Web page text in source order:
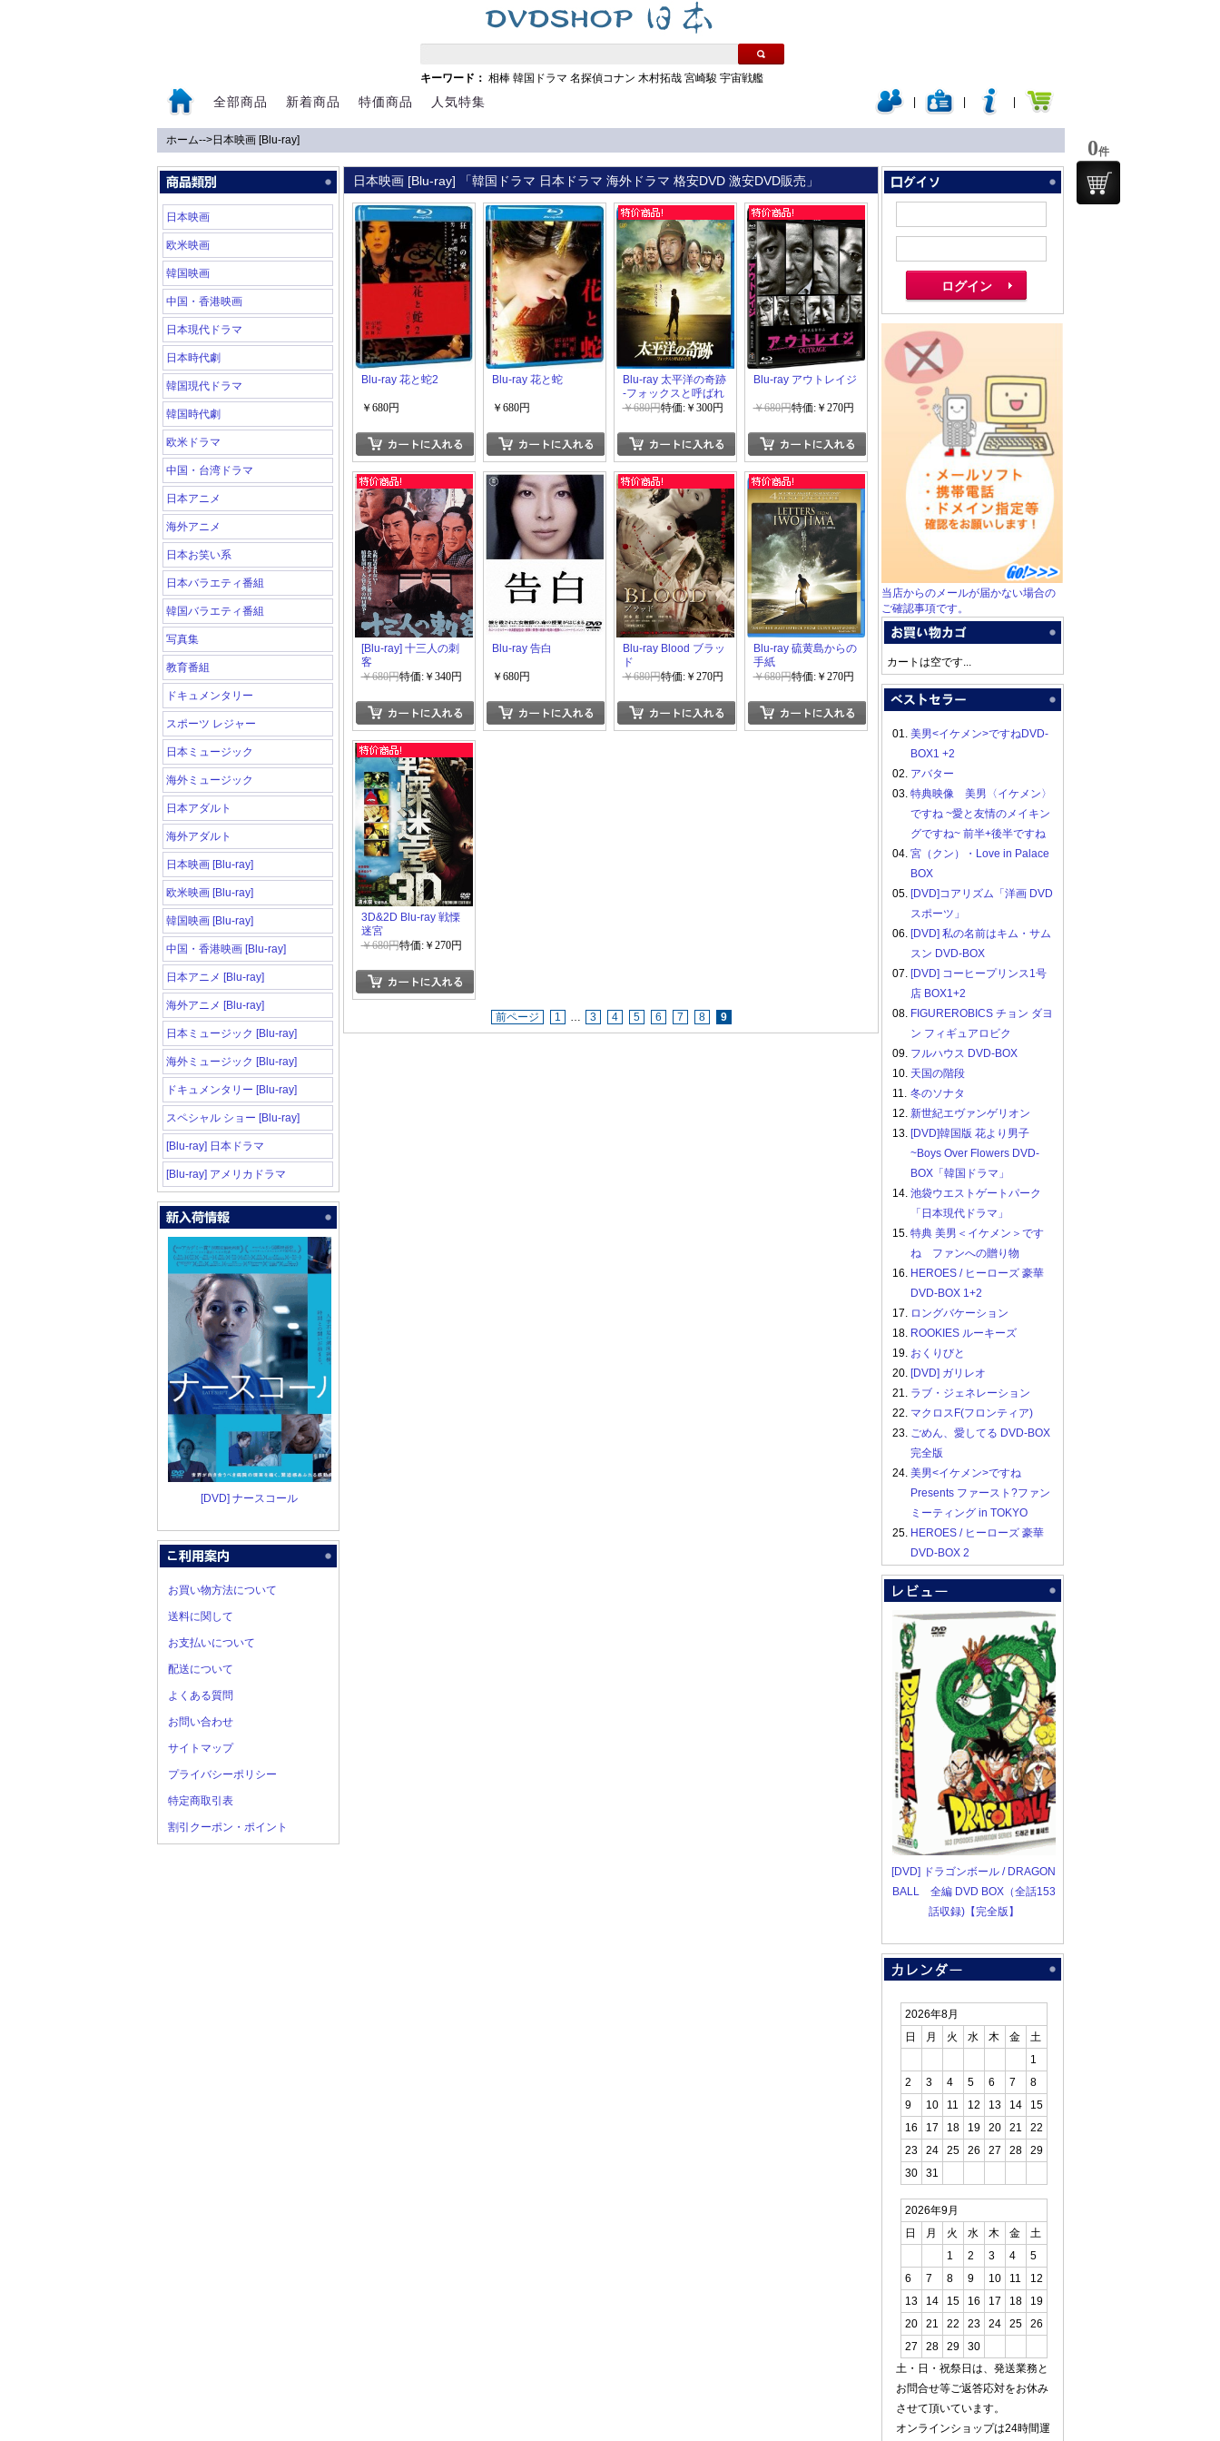
キーワード： 相棒 韓国ドラマ 名探偵コナン 木村拓哉 宮崎駿 宇宙戦艦
全部商品 新着商品 特価商品 人気特集
ホーム-->日本映画 [Blu-ray]
日本映画
欧米映画
韓国映画
中国・香港映画
日本現代ドラマ
日本時代劇
韓国現代ドラマ
韓国時代劇
欧米ドラマ
中国・台湾ドラマ
日本アニメ
海外アニメ
日本お笑い系
日本バラエティ番組
韓国バラエティ番組
写真集
教育番組
ドキュメンタリー
スポーツ レジャー
日本ミュージック
海外ミュージック
日本アダルト
海外アダルト
日本映画 [Blu-ray]
欧米映画 [Blu-ray]
韓国映画 [Blu-ray]
中国・香港映画 [Blu-ray]
日本アニメ [Blu-ray]
海外アニメ [Blu-ray]
日本ミュージック [Blu-ray]
海外ミュージック [Blu-ray]
ドキュメンタリー [Blu-ray]
スペシャル ショー [Blu-ray]
[Blu-ray] 日本ドラマ
[Blu-ray] アメリカドラマ
[DVD] ナースコール
お買い物方法について
送料に関して
お支払いについて
配送について
よくある質問
お問い合わせ
サイトマップ
プライバシーポリシー
特定商取引表
割引クーポン・ポイント
日本映画 [Blu-ray] 「韓国ドラマ 日本ドラマ 海外ドラマ 格安DVD 激安DVD販売」
Blu-ray 花と蛇2
￥680円
Blu-ray 花と蛇
￥680円
Blu-ray 太平洋の奇跡
-フォックスと呼ばれ
た男-
￥680円特価:￥300円
Blu-ray アウトレイジ
￥680円特価:￥270円
[Blu-ray] 十三人の刺
客
￥680円特価:￥340円
Blu-ray 告白
￥680円
Blu-ray Blood ブラッ
ド
￥680円特価:￥270円
Blu-ray 硫黄島からの
手紙
￥680円特価:￥270円
3D&2D Blu-ray 戦慄
迷宮
￥680円特価:￥270円
前ページ 1 … 3 4 5 6 7 8 9
当店からのメールが届かない場合の
ご確認事項です。
カートは空です...
01. 美男<イケメン>ですねDVD-
BOX1 +2
02. アバター
03. 特典映像 美男〈イケメン〉
ですね ~愛と友情のメイキン
グですね~ 前半+後半ですね
04. 宮（クン）・Love in Palace
BOX
05. [DVD]コアリズム「洋画 DVD
スポーツ」
06. [DVD] 私の名前はキム・サム
スン DVD-BOX
07. [DVD] コーヒープリンス1号
店 BOX1+2
08. FIGUREROBICS チョン ダヨ
ン フィギュアロビク
09. フルハウス DVD-BOX
10. 天国の階段
11. 冬のソナタ
12. 新世紀エヴァンゲリオン
13. [DVD]韓国版 花より男子
~Boys Over Flowers DVD-
BOX「韓国ドラマ」
14. 池袋ウエストゲートパーク
「日本現代ドラマ」
15. 特典 美男＜イケメン＞です
ね ファンへの贈り物
16. HEROES / ヒーローズ 豪華
DVD-BOX 1+2
17. ロングバケーション
18. ROOKIES ルーキーズ
19. おくりびと
20. [DVD] ガリレオ
21. ラブ・ジェネレーション
22. マクロスF(フロンティア)
23. ごめん、愛してる DVD-BOX
完全版
24. 美男<イケメン>ですね
Presents ファースト?ファン
ミーティング in TOKYO
25. HEROES / ヒーローズ 豪華
DVD-BOX 2
[DVD] ドラゴンボール / DRAGON
BALL 全編 DVD BOX（全話153
話収録)【完全版】
2026年8月
日
月 火 水 木 金
土
1
2
3 4 5 6 7
8
9
10 11 12 13 14
15
16
17 18 19 20 21
22
23
24 25 26 27 28
29
30
31
2026年9月
日
月 火 水 木 金
土
1
2 3 4
5
6
7 8 9 10 11
12
13
14 15 16 17 18
19
20
21 22 23 24 25
26
27
28 29
30
土・日・祝祭日は、発送業務と
お問合せ等ご返答応対をお休み
させて頂いています。
オンラインショップは24時間運
0件
0